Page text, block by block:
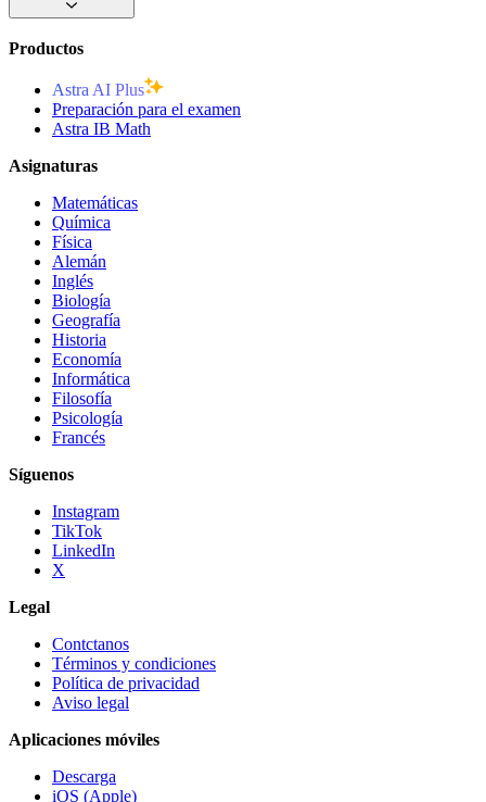
Productos
Astra AI Plus
Preparación para el examen
Astra IB Math
Asignaturas
Matemáticas
Química
Física
Alemán
Inglés
Biología
Geografía
Historia
Economía
Informática
Filosofía
Psicología
Francés
Síguenos
Instagram
TikTok
LinkedIn
X
Legal
Contctanos
Términos y condiciones
Política de privacidad
Aviso legal
Aplicaciones móviles
Descarga
iOS (Apple)